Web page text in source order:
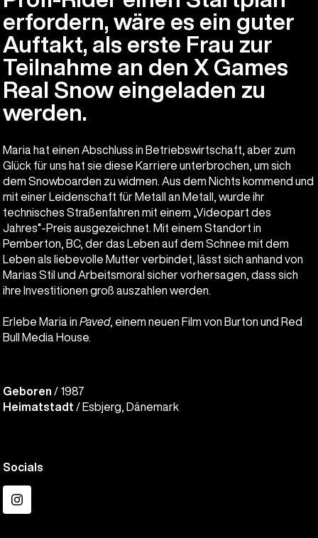
erfordern, wäre es ein guter
Auftakt, als erste Frau zur
Teilnahme an den X Games
Real Snow eingeladen zu
werden.
Maria hat einen Abschluss in Betriebswirtschaft, aber zum
Glück für uns hat sie diese Karriere unterbrochen, um sich
dem Snowboarden zu widmen. Aus dem Nichts kommend und
mit einer Leidenschaft für Metall an Metall, wurde ihr
technisches Straßenfahren mit einem „Videopart des
Jahres“-Preis ausgezeichnet. Mit einem Standort in
Pemberton, BC, der das Leben auf dem Schnee mit dem
Leben als liebevolle Mutter verbindet, lässt sich anhand von
Marias Stil und Arbeitsmoral sicher vorhersagen, dass sich
ihre Investitionen groß auszahlen werden.
Erlebe Maria in Paved, einem neuen Film von Burton und Red
Bull Media House.
Geboren / 1987
Heimatstadt / Esbjerg, Dänemark
Socials
Instagram